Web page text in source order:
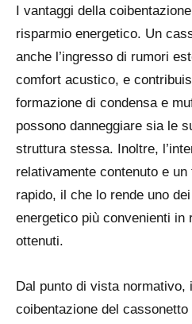
I vantaggi della
risparmio energetico. Un
anche l’ingresso di rumori
comfort acustico, e
formazione di condensa e
possono danneggiare sia le
struttura stessa. Inoltre,
relativamente contenuto e
rapido, il che lo rende uno
energetico più convenienti in
ottenuti.
Dal punto di vista normativo,
coibentazione del